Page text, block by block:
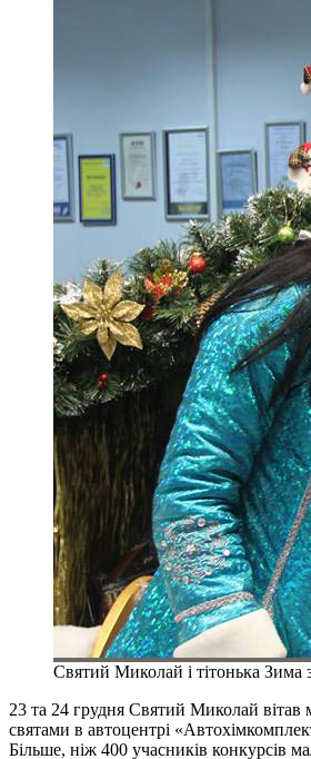
Святий Миколай і тітонька Зима
23 та 24 грудня Святий Миколай вітав
святами в автоцентрі
Більше, ніж 400 учасників конкурсів